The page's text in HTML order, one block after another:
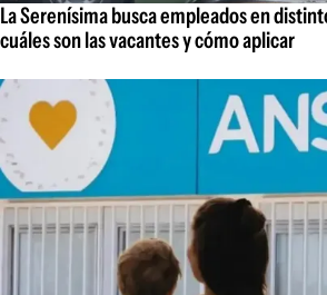
La Serenísima busca empleados en
cuáles son las vacantes y cómo aplicar